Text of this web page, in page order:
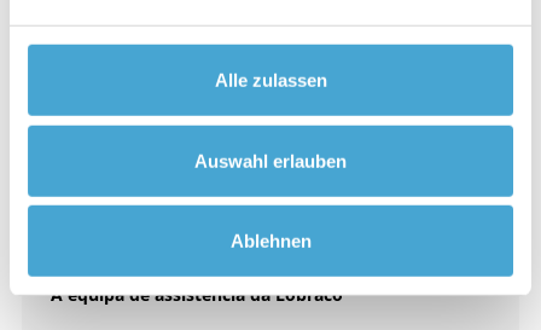
Alle zulassen
Auswahl erlauben
Ablehnen
A equipa de assistência da Lobraco